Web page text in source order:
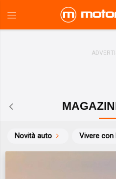
Novità auto Vivere con